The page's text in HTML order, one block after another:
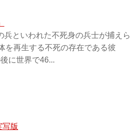
兵といわれた不死身の兵士が捕えら
を再生する不死の存在である彼
に世界で46...
写版